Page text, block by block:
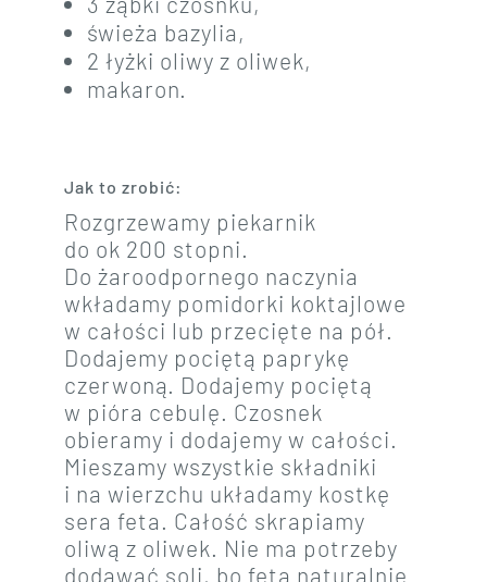
świeża bazylia,
2 łyżki oliwy z oliwek,
makaron.
Jak to zrobić:
Rozgrzewamy piekarnik
do ok 200 stopni.
Do żaroodpornego naczynia
wkładamy pomidorki koktajlowe
w całości lub przecięte na pół.
Dodajemy pociętą paprykę
czerwoną. Dodajemy pociętą
w pióra cebulę. Czosnek
obieramy i dodajemy w całości.
Mieszamy wszystkie składniki
i na wierzchu układamy kostkę
sera feta. Całość skrapiamy
oliwą z oliwek. Nie ma potrzeby
dodawać soli, bo feta naturalnie